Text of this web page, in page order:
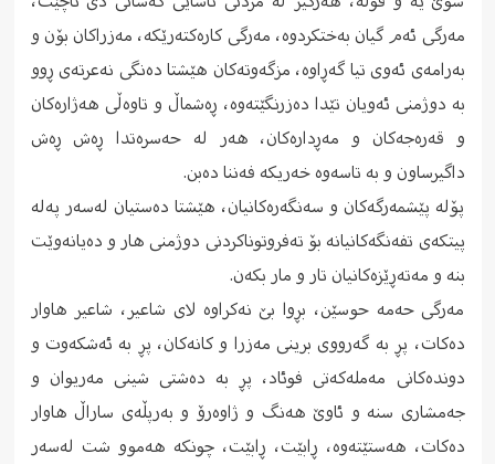
مەرگى ئەم گیان بەختکردوە، مەرگى کارەکتەرێکە، مەزراکان بۆن و
بەرامەى ئەوى تیا گەڕاوە، مزگەوتەکان هێشتا دەنگى نەعرتەى ڕوو
بە دوژمنى ئەویان تێدا دەزرنگێتەوە، ڕەشماڵ و تاوەڵى هەژارەکان
و قەرەجەکان و مەڕدارەکان، هەر لە حەسرەتدا ڕەش ڕەش
داگیرساون و بە تاسەوە خەریکە فەننا دەبن.
پۆلە پێشمەرگەکان و سەنگەرەکانیان، هێشتا دەستیان لەسەر پەلە
پیتکەى تفەنگەکانیانە بۆ تەفروتوناکردنى دوژمنى هار و دەیانەوێت
بنە و مەتەڕێزەکانیان تار و مار بکەن.
مەرگى حەمە حوسێن، بڕوا بێ نەکراوە لاى شاعیر، شاعیر هاوار
دەکات، پڕ بە گەرووى برینى مەزرا و کانەکان، پڕ بە ئەشکەوت و
دوندەکانى مەملەکەتى فوئاد، پڕ بە دەشتى شینى مەریوان و
جەمشارى سنە و ئاوێ هەنگ و ژاوەرۆ و بەرپڵەى ساراڵ هاوار
دەکات، هەستێتەوە، ڕابێت، ڕابێت، چونکە هەموو شت لەسەر